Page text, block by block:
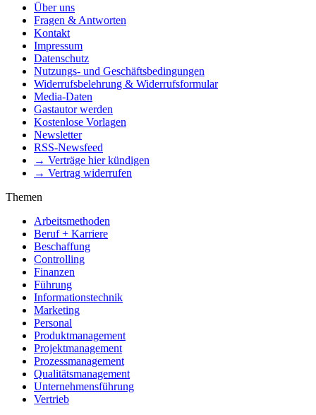
Über uns
Fragen & Antworten
Kontakt
Impressum
Datenschutz
Nutzungs- und Geschäftsbedingungen
Widerrufsbelehrung & Widerrufsformular
Media-Daten
Gastautor werden
Kostenlose Vorlagen
Newsletter
RSS-Newsfeed
→ Verträge hier kündigen
→ Vertrag widerrufen
Themen
Arbeitsmethoden
Beruf + Karriere
Beschaffung
Controlling
Finanzen
Führung
Informationstechnik
Marketing
Personal
Produktmanagement
Projektmanagement
Prozessmanagement
Qualitätsmanagement
Unternehmensführung
Vertrieb